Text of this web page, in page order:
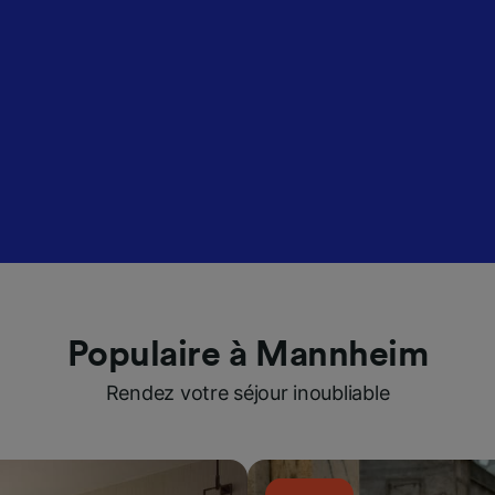
Populaire à Mannheim
Rendez votre séjour inoubliable